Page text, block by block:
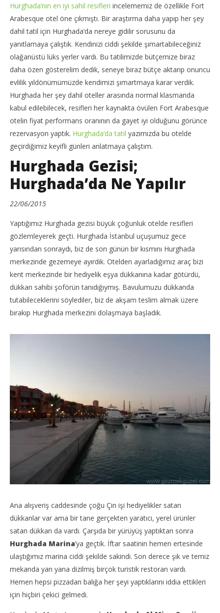
Hurghada’nın en iyi sahil resifleri incelememiz de özellikle Fort
Arabesque otel öne çıkmıştı. Bir araştırma daha yapıp her şey
dahil tatil için Hurghada’da nereye gidilir sorusunu da
yanıtlamaya çalıştık. Kendinizi ciddi şekilde şımartabileceğiniz
olağanüstü lüks yerler vardı. Bu tatilimizde bütçemize biraz
daha özen gösterelim dedik, seneye biraz bütçe aktarıp onuncu
evlilik yıldönümümüzde kendimizi şımartmaya karar verdik.
Hurghada her şey dahil oteller arasında normal klasmanda
kabul edilebilecek, resifleri her kaynakta övülen Fort Arabesque
otelin fiyat performans oranının da gayet iyi olduğunu görünce
rezervasyon yaptık. Hurghada’da tatil yazımızda bu otelde
geçirdiğimiz keyifli günleri anlatmaya çalıştım.
Hurghada Gezisi;
Hurghada’da Ne Yapılır
22/06/2015
Yaptığımız Hurghada gezisi büyük çoğunluk otelde resifleri
gözlemleyerek geçti. Hurghada İstanbul uçuşumuz gece
yarısından sonraydı, biz de son günün bir kısmını Hurghada
merkezinde gezemeye ayırdık. Otelden ayarladığımız araç bizi
kent merkezinde bir hediyelik eşya dükkanına kadar götürdü,
dükkan sahibi şoförün tanıdığıymış. Bavulumuzu dükkanda
tutabileceklerini söylediler, biz de akşam teslim almak üzere
bırakıp Hurghada merkezini dolaşmaya başladık.
Ana alışveriş caddesinde çoğu Çin işi hediyelikler satan
dükkanlar var ama bir tane gerçekten yaratıcı, yerel ürünler
satan dükkan da vardı. Çarşıda bir yürüyüş yaptıktan sonra
Hurghada Marina’ya geçtik. İftar saatinin hemen ertesinde
ulaştığımız marina ciddi şekilde sakindi. Son derece şık ve temiz
mekanda yan yana dizilmiş birçok turistik restoran vardı.
Hemen hepsi pizzadan balığa her şeyi yaptıklarını iddia ettikleri
için hiçbiri çekici gelmedi.